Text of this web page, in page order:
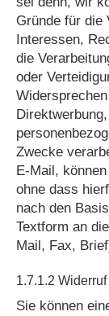
Gründe für die
Interessen,
die
oder
Zwecke
E-Mail,
ohne dass
nach den
Textform an
Mail, Fax,
1.7.1.2
Sie können